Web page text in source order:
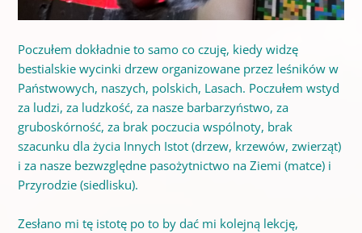
Poczułem dokładnie to samo co czuję, kiedy widzę
bestialskie wycinki drzew organizowane przez leśników w
Państwowych, naszych, polskich, Lasach. Poczułem wstyd
za ludzi, za ludzkość, za nasze barbarzyństwo, za
gruboskórność, za brak poczucia wspólnoty, brak
szacunku dla życia Innych Istot (drzew, krzewów, zwierząt)
i za nasze bezwzględne pasożytnictwo na Ziemi (matce) i
Przyrodzie (siedlisku).
Zesłano mi tę istotę po to by dać mi kolejną lekcję,